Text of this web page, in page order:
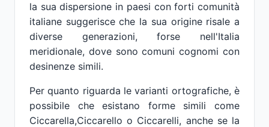
la sua dispersione in paesi con forti comunità
italiane suggerisce che la sua origine risale a
diverse generazioni, forse nell'Italia
meridionale, dove sono comuni cognomi con
desinenze simili.
Per quanto riguarda le varianti ortografiche, è
possibile che esistano forme simili come
Ciccarella,Ciccarello o Ciccarelli, anche se la